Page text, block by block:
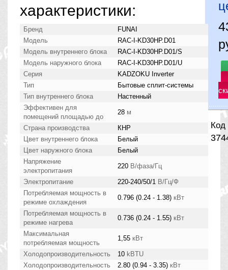
характеристики:
Бренд
FUNAI
Модель
RAC-I-KD30HP.D01
Модель внутреннего блока
RAC-I-KD30HP.D01/S
Модель наружного блока
RAC-I-KD30HP.D01/U
Серия
KADZOKU Inverter
Тип
Бытовые сплит-системы
Тип внутреннего блока
Настенный
Эффективен для
помещений площадью до
28 м
Страна производства
КНР
Цвет внутреннего блока
Белый
Цвет наружного блока
Белый
Напряжение
электропитания
220 В/фаза/Гц
Электропитание 220-240/50/1 В/Гц/Ф
Потребляемая мощность в
режиме охлаждения
0.796 (0.24 - 1.38) кВт
Потребляемая мощность в
режиме нагрева
0.736 (0.24 - 1.55) кВт
Максимальная
потребляемая мощность
1,55 кВт
Холодопроизводительность 10 kBTU
Холодопроизводительность
2.80 (0.94 - 3.35) кВт
Код